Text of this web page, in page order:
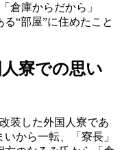
倉庫からだから」
“部屋”に住めたこと
寮での思い
装した外国人寮であ
から一転、「寮長」